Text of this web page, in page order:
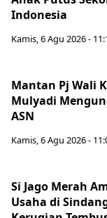
Indonesia
Kamis, 6 Agu 2026 -
Mantan Pj Wali
Mulyadi
ASN
Kamis, 6 Agu 2026 -
Si Jago Merah
Usaha di